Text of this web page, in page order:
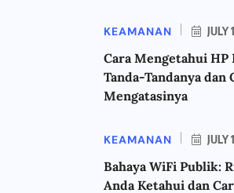
KEAMANAN JULY
Cara Mengetahui HP
Tanda-Tandanya dan
Mengatasinya
KEAMANAN JULY
Bahaya WiFi Publik:
Anda Ketahui dan